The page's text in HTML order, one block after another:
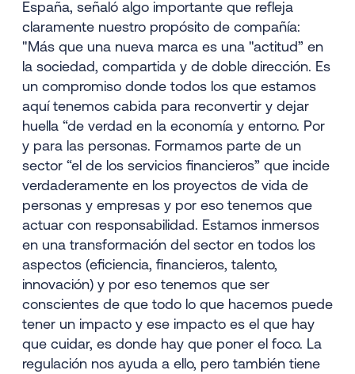
España, señaló algo importante que refleja
claramente nuestro propósito de compañía:
"Más que una nueva marca es una "actitud” en
la sociedad, compartida y de doble dirección. Es
un compromiso donde todos los que estamos
aquí tenemos cabida para reconvertir y dejar
huella “de verdad en la economía y entorno. Por
y para las personas. Formamos parte de un
sector “el de los servicios financieros” que incide
verdaderamente en los proyectos de vida de
personas y empresas y por eso tenemos que
actuar con responsabilidad. Estamos inmersos
en una transformación del sector en todos los
aspectos (eficiencia, financieros, talento,
innovación) y por eso tenemos que ser
conscientes de que todo lo que hacemos puede
tener un impacto y ese impacto es el que hay
que cuidar, es donde hay que poner el foco. La
regulación nos ayuda a ello, pero también tiene